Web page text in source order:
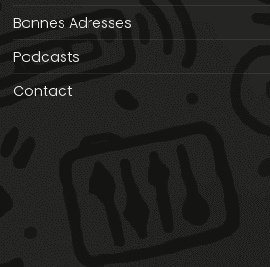
Bonnes Adresses
Podcasts
Contact